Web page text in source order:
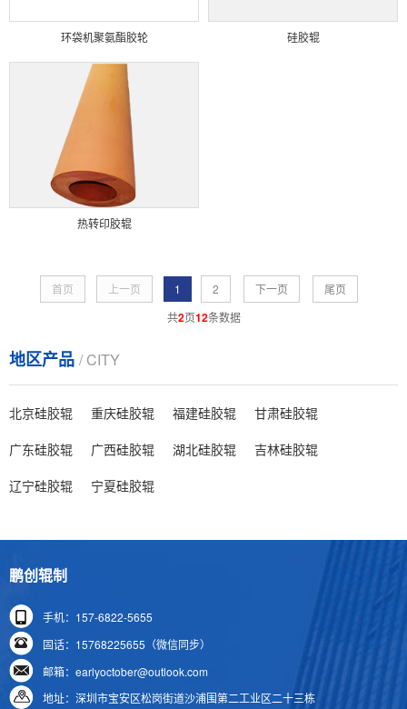
环袋机聚氨酯胶轮 硅胶辊
热转印胶辊
首页 上一页 1 2 下一页
尾页
共2页12条数据
地区产品 / CITY
北京硅胶辊 重庆硅胶辊 福建硅胶辊
甘肃硅胶辊
广东硅胶辊
广西硅胶辊 湖北硅胶辊
吉林硅胶辊
辽宁硅胶辊
宁夏硅胶辊
鹏创辊制
手机：157-6822-5655
固话：15768225655（微信同步）
邮箱：earlyoctober@outlook.com
地址：深圳市宝安区松岗街道沙浦围第二工业区二十三栋